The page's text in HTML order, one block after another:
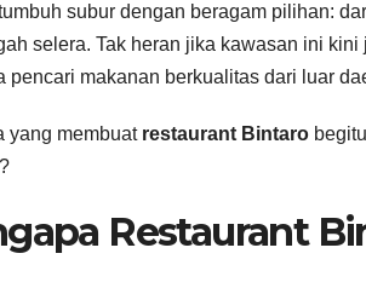
subur dengan beragam pilihan:
selera. Tak heran jika kawasan ini
pencari makanan berkualitas dari luar
yang membuat restaurant Bintaro
Restaurant